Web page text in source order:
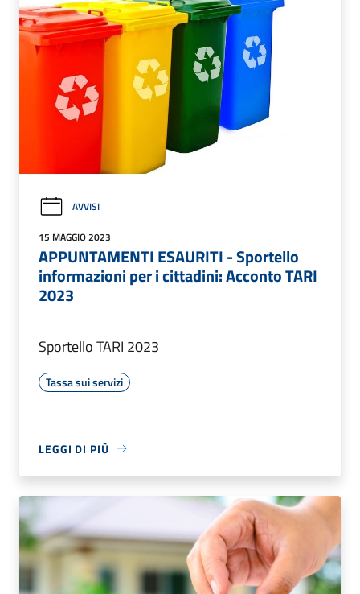
AVVISI
15 MAGGIO 2023
APPUNTAMENTI ESAURITI - Sportello
informazioni per i cittadini: Acconto TARI
2023
Sportello TARI 2023
Tassa sui servizi
LEGGI DI PIÙ